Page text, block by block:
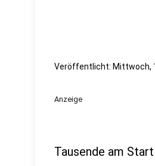
Veröffentlicht: Mittwoch,
Anzeige
Tausende am